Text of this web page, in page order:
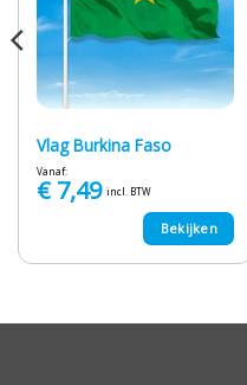
Vlag Burkina Faso
Vanaf:
€7,49 incl. BTW
Bekijken